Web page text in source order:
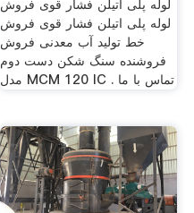
لوله پلی اتیلن فشار قوی فروش
لوله پلی اتیلن فشار قوی فروش
خط تولید آب معدنی فروش
فروشنده سنگ شکن دست دوم
مدل MCM 120 IC . تماس با ما